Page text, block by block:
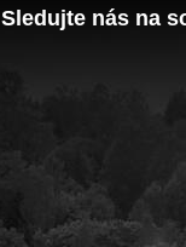
Sledujte nás na